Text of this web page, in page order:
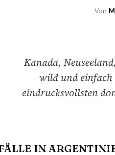
Von
Kanada,
wild und einfach
eindrucksvollsten
IN